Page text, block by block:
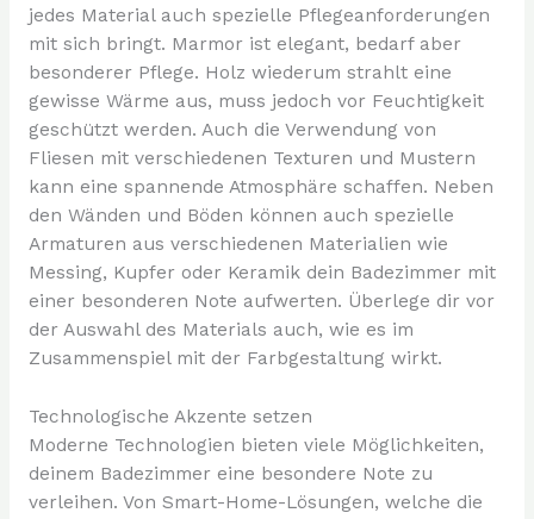
jedes Material auch spezielle Pflegeanforderungen
mit sich bringt. Marmor ist elegant, bedarf aber
besonderer Pflege. Holz wiederum strahlt eine
gewisse Wärme aus, muss jedoch vor Feuchtigkeit
geschützt werden. Auch die Verwendung von
Fliesen mit verschiedenen Texturen und Mustern
kann eine spannende Atmosphäre schaffen. Neben
den Wänden und Böden können auch spezielle
Armaturen aus verschiedenen Materialien wie
Messing, Kupfer oder Keramik dein Badezimmer mit
einer besonderen Note aufwerten. Überlege dir vor
der Auswahl des Materials auch, wie es im
Zusammenspiel mit der Farbgestaltung wirkt.
Technologische Akzente setzen
Moderne Technologien bieten viele Möglichkeiten,
deinem Badezimmer eine besondere Note zu
verleihen. Von Smart-Home-Lösungen, welche die